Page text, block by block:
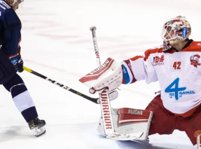
Futsal
Golf
Moderní
Motorsport
Olympijské
Parasport
Plavání
Plážový